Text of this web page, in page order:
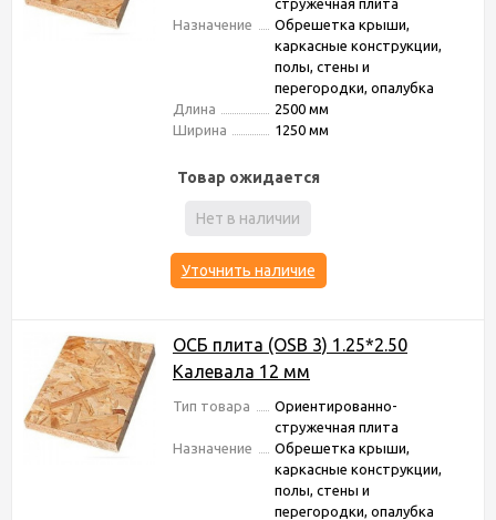
стружечная плита
Назначение
Обрешетка крыши,
каркасные конструкции,
полы, стены и
перегородки, опалубка
Длина
2500 мм
Ширина
1250 мм
Товар ожидается
Нет в наличии
Уточнить наличие
ОСБ плита (OSB 3) 1.25*2.50
Калевала 12 мм
Тип товара
Ориентированно-
стружечная плита
Назначение
Обрешетка крыши,
каркасные конструкции,
полы, стены и
перегородки, опалубка